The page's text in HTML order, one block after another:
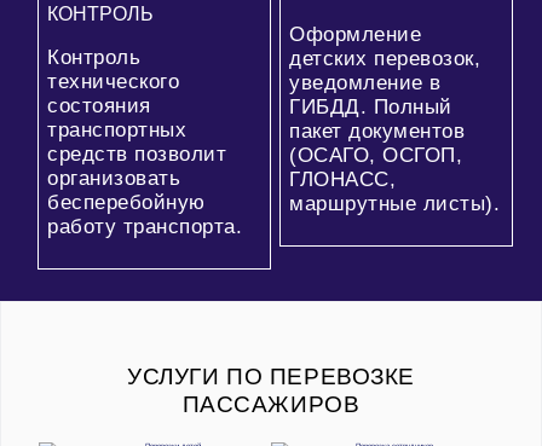
КОНТРОЛЬ
Контроль
технического
состояния
транспортных
средств позволит
организовать
бесперебойную
работу транспорта.
Оформление
детских перевозок,
уведомление в
ГИБДД. Полный
пакет документов
(ОСАГО, ОСГОП,
ГЛОНАСС,
маршрутные листы).
УСЛУГИ ПО ПЕРЕВОЗКЕ
ПАССАЖИРОВ